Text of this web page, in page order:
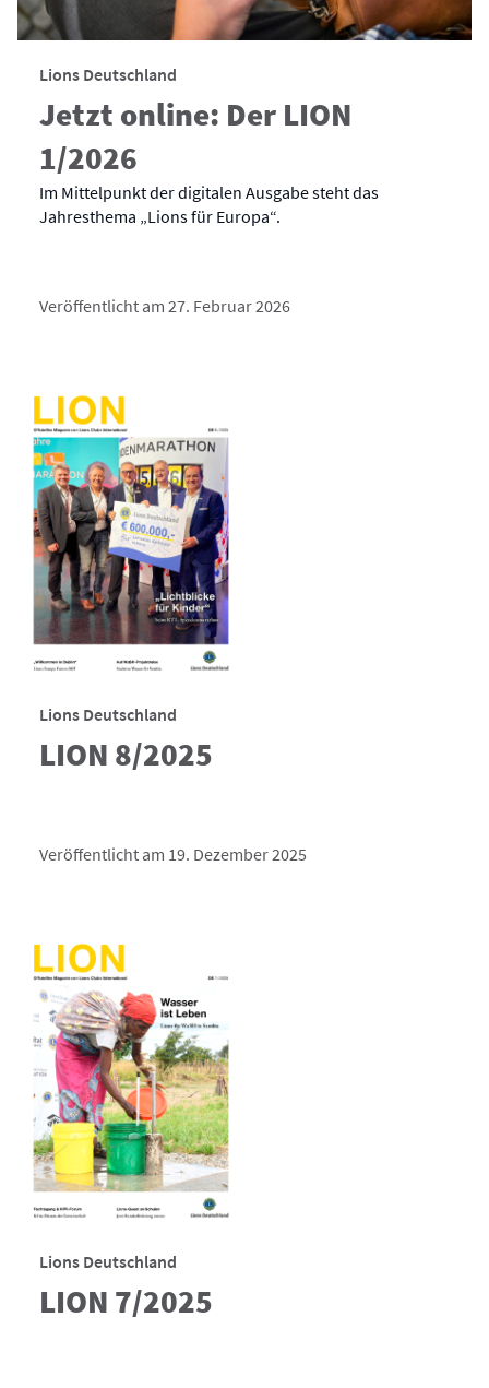
Lions Deutschland
Jetzt online: Der LION
1/2026
Im Mittelpunkt der digitalen Ausgabe steht das
Jahresthema „Lions für Europa“.
Veröffentlicht am 27. Februar 2026
Lions Deutschland
LION 8/2025
Veröffentlicht am 19. Dezember 2025
Lions Deutschland
LION 7/2025